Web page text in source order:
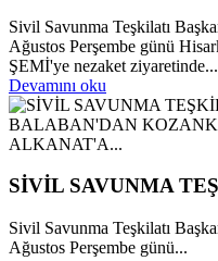
Sivil Savunma Teşkilatı
Ağustos Perşembe günü
ŞEMİ'ye nezaket ziyaretinde...
Devamını oku
SİVİL SAVUNMA
Sivil Savunma Teşkilatı
Ağustos Perşembe günü...